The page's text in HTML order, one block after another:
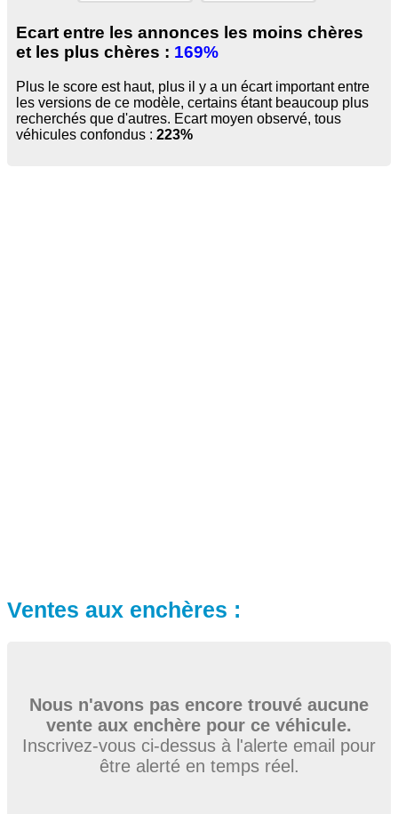
Ecart entre les annonces les moins chères
et les plus chères : 169%
Plus le score est haut, plus il y a un écart important entre
les versions de ce modèle, certains étant beaucoup plus
recherchés que d'autres. Ecart moyen observé, tous
véhicules confondus : 223%
Ventes aux enchères :
Nous n'avons pas encore trouvé aucune
vente aux enchère pour ce véhicule.
Inscrivez-vous ci-dessus à l'alerte email pour
être alerté en temps réel.